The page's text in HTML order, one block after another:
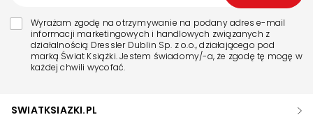
Wyrażam zgodę na otrzymywanie na podany adres e-mail
informacji marketingowych i handlowych związanych z
działalnością Dressler Dublin Sp. z o.o., działającego pod
marką Świat Książki. Jestem świadomy/-a, że zgodę tę mogę w
każdej chwili wycofać.
SWIATKSIAZKI.PL